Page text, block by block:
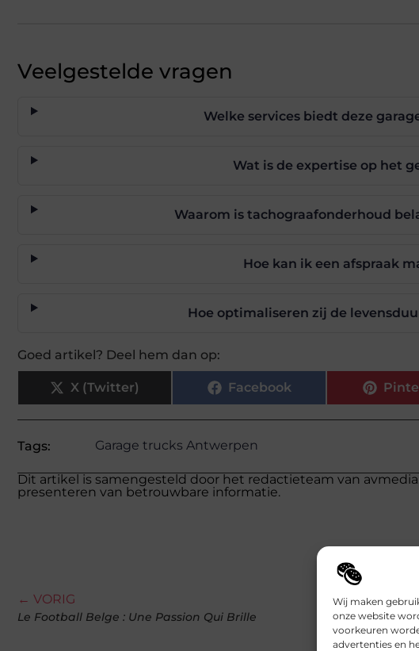
Wij maken
onze website
voorkeuren
advertenties en
Veelgestelde vragen
Welke services biedt deze
Wat is de expertise op het
Waarom is tachograafonderhoud
Hoe kan ik een afspraak
Hoe optimaliseren zij de
Goed artikel? Deel hem dan op:
X (Twitter) Facebook
Tags: Garage trucks Antwerpen
Dit artikel is samengesteld door het redactieteam van
presenteren van betrouwbare informatie.
← VORIG
Le Football Belge : Une Passion Qui Brille